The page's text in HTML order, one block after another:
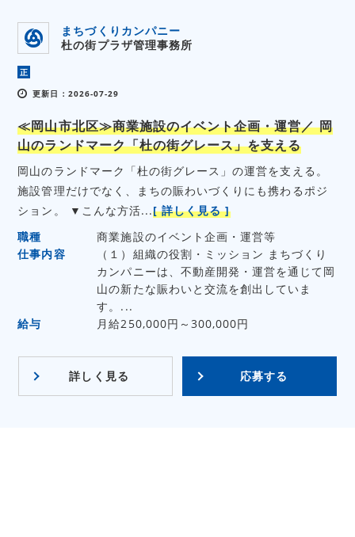
まちづくりカンパニー
杜の街プラザ管理事務所
正
更新日：2026-07-29
≪岡山市北区≫商業施設のイベント企画・運営／ 岡
山のランドマーク「杜の街グレース」を支える
岡山のランドマーク「杜の街グレース」の運営を支える。
施設管理だけでなく、まちの賑わいづくりにも携わるポジ
ション。 ▼こんな方活...[ 詳しく見る ]
職種
商業施設のイベント企画・運営等
仕事内容
（１）組織の役割・ミッション まちづくり
カンパニーは、不動産開発・運営を通じて岡
山の新たな賑わいと交流を創出していま
す。...
給与
月給250,000円～300,000円
詳しく見る 応募する